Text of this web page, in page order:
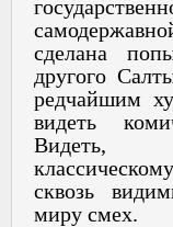
сделана
другого
редчайшим
видеть
Видеть,
сквозь
миру смех.